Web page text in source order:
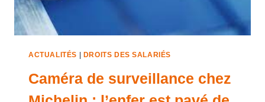
ACTUALITÉS | DROITS DES SALARIÉS
Caméra de surveillance chez